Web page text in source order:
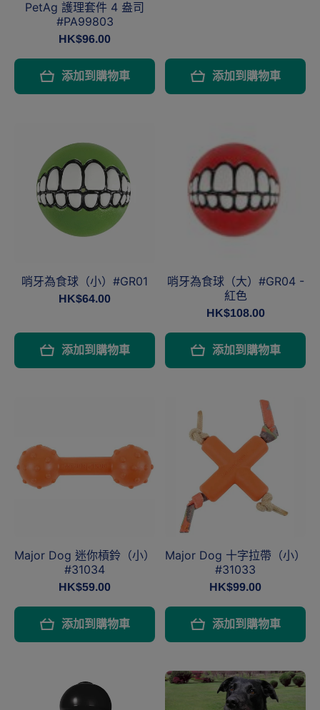
PetAg 護理套件 4 盎司
#PA99803
HK$96.00
添加到購物車 添加到購物車
哨牙為食球（小）#GR01
HK$64.00
添加到購物車
哨牙為食球（大）#GR04 -
紅色
HK$108.00
添加到購物車
Major Dog 迷你槓鈴（小）
#31034
HK$59.00
添加到購物車
Major Dog 十字拉帶（小）
#31033
HK$99.00
添加到購物車